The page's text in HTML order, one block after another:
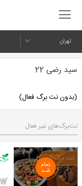
تهران
سید رضی 22
(بدون نت برگ فعال)
نت‌برگ‌های غیر فعال